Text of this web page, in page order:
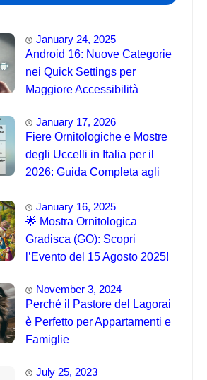
January 24, 2025
Android 16: Nuove Categorie
nei Quick Settings per
Maggiore Accessibilità
January 17, 2026
Fiere Ornitologiche e Mostre
degli Uccelli in Italia per il
2026: Guida Completa agli
January 16, 2025
🌟 Mostra Ornitologica
Gradisca (GO): Scopri
l’Evento del 15 Agosto 2025!
November 3, 2024
Perché il Pastore del Lagorai
è Perfetto per Appartamenti e
Famiglie
July 25, 2023